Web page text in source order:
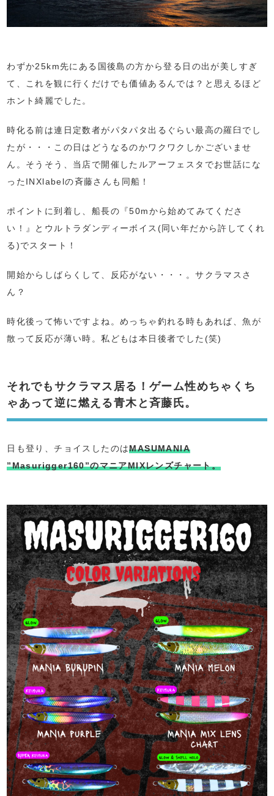
わずか25km先にある国後島の方から登る日の出が美しすぎ
て、これを観に行くだけでも価値あるんでは？と思えるほど
ホント綺麗でした。
時化る前は連日定数者がパタパタ出るぐらい最高の羅臼でし
たが・・・この日はどうなるのかワクワクしかございませ
ん。そうそう、当店で開催したルアーフェスタでお世話にな
ったINXlabelの斉藤さんも同船！
ポイントに到着し、船長の『50mから始めてみてくださ
い！』とウルトラダンディーボイス(同い年だから許してくれ
る)でスタート！
開始からしばらくして、反応がない・・・。サクラマスさ
ん？
時化後って怖いですよね。めっちゃ釣れる時もあれば、魚が
散って反応が薄い時。私どもは本日後者でした(笑)
それでもサクラマス居る！ゲーム性めちゃくち
ゃあって逆に燃える青木と斉藤氏。
日も登り、チョイスしたのはMASUMANIA
”Masurigger160”のマニアMIXレンズチャート。